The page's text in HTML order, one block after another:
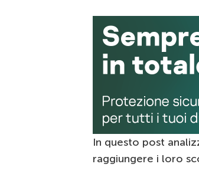
In questo post
raggiungere i loro